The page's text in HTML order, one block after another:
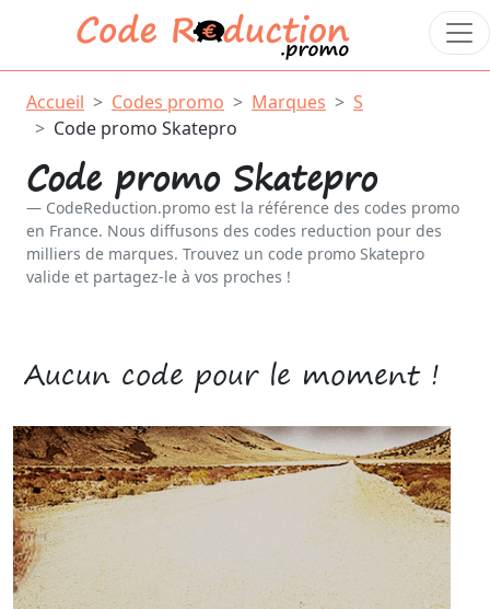
Accueil Codes promo Marques
S
Code promo Skatepro
Code promo Skatepro
CodeReduction.promo est la référence des codes promo
en France. Nous diffusons des codes reduction pour des
milliers de marques. Trouvez un code promo Skatepro
valide et partagez-le à vos proches !
Aucun code pour le moment !